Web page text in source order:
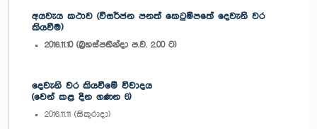
අයවැය කථාව (විසර්ජන පනත් කෙටුම්පතේ දෙවැනි වර
කියවීම)
2016.11.10 (බ්‍රහස්පතින්දා ප.ව. 2.00 ට)
දෙවැනි වර කියවීමේ විවාදය
(වෙන් කළ දින ගණන 6)
2016.11.11 (සිකුරාදා)